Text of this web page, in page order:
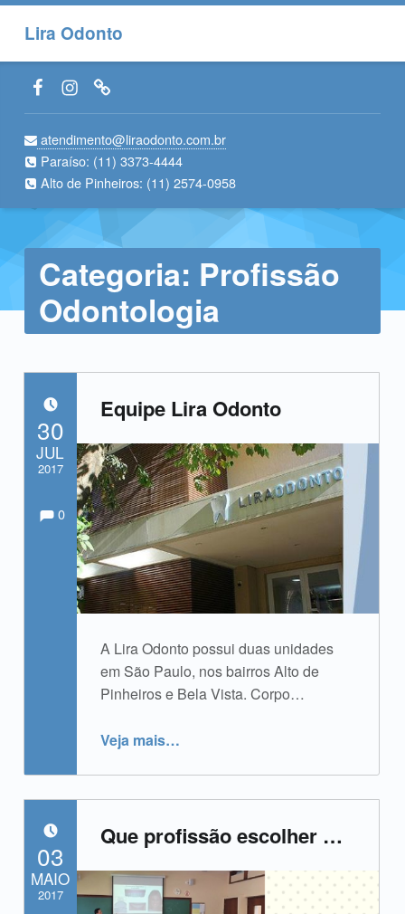
Lira Odonto
Facebook LiraOdonto
Instagram LiraOdonto
Site LiraOdonto
atendimento@liraodonto.com.br
Paraíso: (11) 3373-4444
Alto de Pinheiros: (11) 2574-0958
Categoria: Profissão
Odontologia
Equipe Lira Odonto
A Lira Odonto possui duas unidades
em São Paulo, nos bairros Alto de
Pinheiros e Bela Vista. Corpo…
Veja mais…
POSTADO EM:
30
JUL
2017
Escrito por:Comentários:
Comments:
0
Que profissão escolher …
POSTADO EM:
03
MAIO
2017